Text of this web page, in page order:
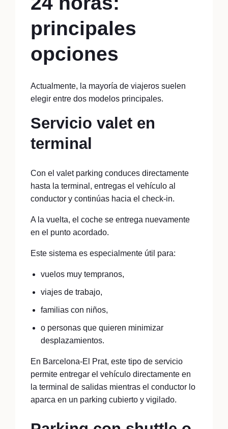
principales
opciones
Actualmente, la mayoría de viajeros suelen
elegir entre dos modelos principales.
Servicio valet en
terminal
Con el valet parking conduces directamente
hasta la terminal, entregas el vehículo al
conductor y continúas hacia el check-in.
A la vuelta, el coche se entrega nuevamente
en el punto acordado.
Este sistema es especialmente útil para:
vuelos muy tempranos,
viajes de trabajo,
familias con niños,
o personas que quieren minimizar
desplazamientos.
En Barcelona-El Prat, este tipo de servicio
permite entregar el vehículo directamente en
la terminal de salidas mientras el conductor lo
aparca en un parking cubierto y vigilado.